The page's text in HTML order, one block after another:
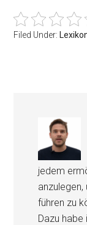
Filed Under:
jedem
führen zu
Dazu habe